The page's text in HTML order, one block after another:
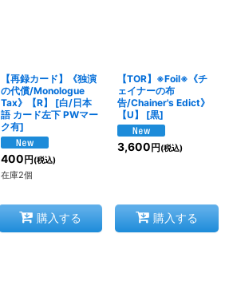
【再録カード】《独演
の代償/Monologue
Tax》【R】
[白/日本
語 カード左下 PWマー
ク有]
400円(税込)
在庫2個
購入する
【TOR】※Foil※《チ
ェイナーの布
告/Chainer's Edict》
【U】
[黒]
3,600円(税込)
購入する